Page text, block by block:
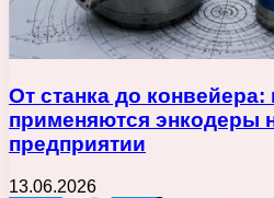
От станка до конвейера:
применяются энкодеры
предприятии
13.06.2026